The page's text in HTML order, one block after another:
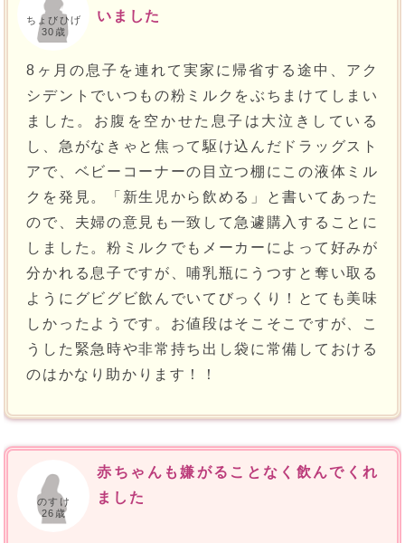
ちょびひげ
30歳
いました
8ヶ月の息子を連れて実家に帰省する途中、アク
シデントでいつもの粉ミルクをぶちまけてしまい
ました。お腹を空かせた息子は大泣きしている
し、急がなきゃと焦って駆け込んだドラッグスト
アで、ベビーコーナーの目立つ棚にこの液体ミル
クを発見。「新生児から飲める」と書いてあった
ので、夫婦の意見も一致して急遽購入することに
しました。粉ミルクでもメーカーによって好みが
分かれる息子ですが、哺乳瓶にうつすと奪い取る
ようにグビグビ飲んでいてびっくり！とても美味
しかったようです。お値段はそこそこですが、こ
うした緊急時や非常持ち出し袋に常備しておける
のはかなり助かります！！
のすけ
26歳
赤ちゃんも嫌がることなく飲んでくれ
ました